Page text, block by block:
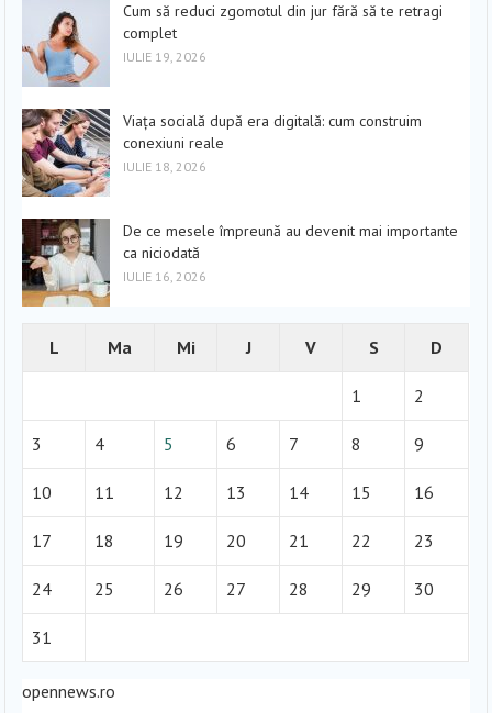
Cum să reduci zgomotul din jur fără să te retragi
complet
IULIE 19, 2026
Viața socială după era digitală: cum construim
conexiuni reale
IULIE 18, 2026
De ce mesele împreună au devenit mai importante
ca niciodată
IULIE 16, 2026
L Ma Mi J V S D
1 2
3 4 5 6 7 8 9
10 11 12 13 14 15 16
17 18 19 20 21 22 23
24 25 26 27 28 29 30
31
opennews.ro